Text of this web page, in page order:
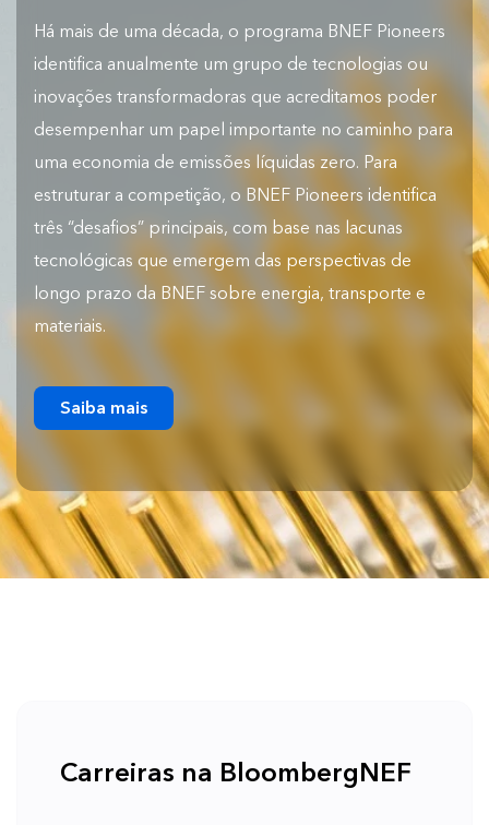
Há mais de uma década, o programa BNEF Pioneers
identifica anualmente um grupo de tecnologias ou
inovações transformadoras que acreditamos poder
desempenhar um papel importante no caminho para
uma economia de emissões líquidas zero. Para
estruturar a competição, o BNEF Pioneers identifica
três “desafios” principais, com base nas lacunas
tecnológicas que emergem das perspectivas de
longo prazo da BNEF sobre energia, transporte e
materiais.
Saiba mais
Carreiras na BloombergNEF